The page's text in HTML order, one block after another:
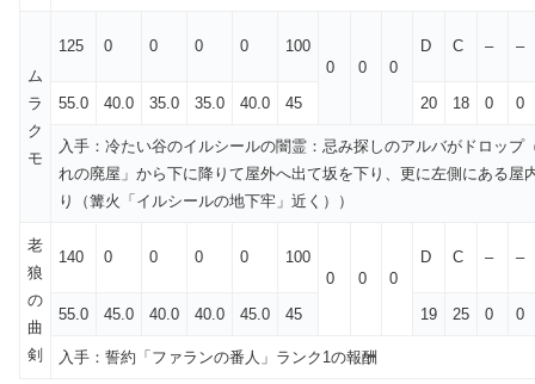
ム
ラ
ク
モ
125 0 0 0 0
100
0
0 0
D C – –
55.0 40.0 35.0 35.0 40.0 45 20 18 0 0
入手：冷たい谷のイルシールの闇霊：忌み探しのアルバがドロップ
れの廃屋」から下に降りて屋外へ出て坂を下り、更に左側にある屋
り（篝火「イルシールの地下牢」近く））
老
狼
の
曲
剣
140 0 0 0 0
100
0
0 0
D C – –
55.0 45.0 40.0 40.0 45.0 45 19 25 0 0
入手：誓約「ファランの番人」ランク1の報酬